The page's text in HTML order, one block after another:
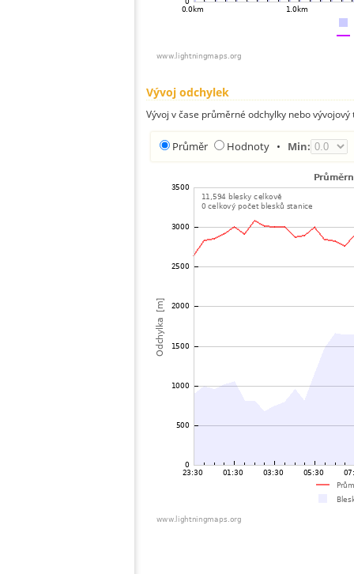
Vývoj odchylek
Vývoj v čase průměrné odchylky nebo
Průměr Hodnoty • Min: